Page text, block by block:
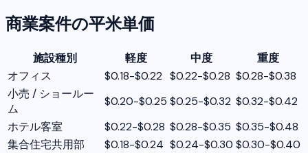
商業案件の平米単価
施設種別 軽度 中度
重度
オフィス
$0.18-$0.22 $0.22-$0.28 $0.28-$0.38
小売 / ショールー
ム
$0.20-$0.25 $0.25-$0.32 $0.32-$0.42
ホテル客室
$0.22-$0.28 $0.28-$0.35 $0.35-$0.48
集合住宅共用部
$0.18-$0.24 $0.24-$0.30 $0.30-$0.40